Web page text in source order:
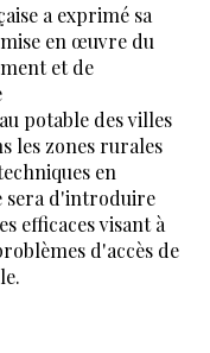
a exprimé sa
en œuvre du
et de
potable des villes
les zones rurales
en
sera d'introduire
efficaces visant à
d'accès de